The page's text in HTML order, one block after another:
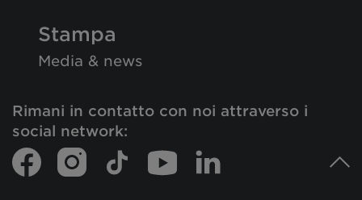
Stampa
Media & news
Rimani in contatto con noi attraverso i
social network: